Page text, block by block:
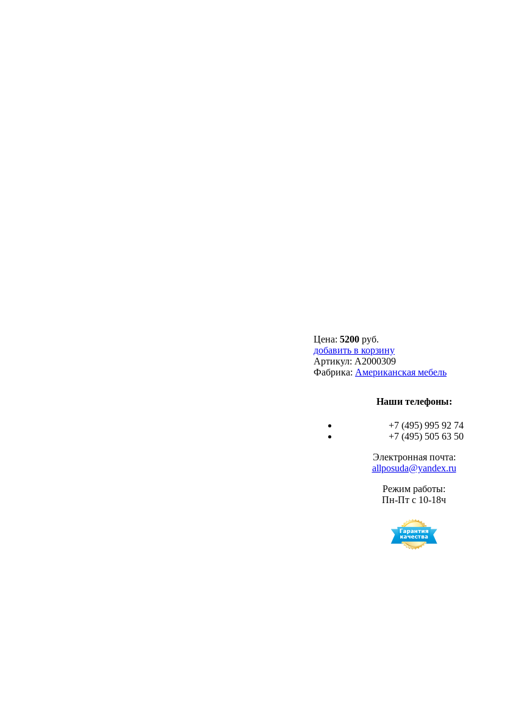
Цена: 5200 руб.
добавить в корзину
Артикул: A2000309
Фабрика: Американская мебель
Наши телефоны:
+7 (495) 995 92 74
+7 (495) 505 63 50
Электронная почта:
allposuda@yandex.ru
Режим работы:
Пн-Пт с 10-18ч